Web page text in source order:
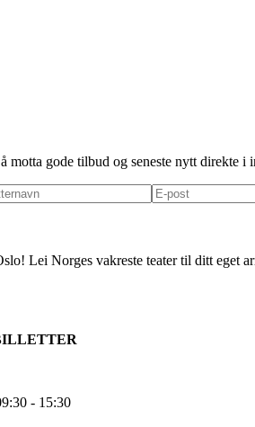
motta gode tilbud og seneste nytt direkte i
Lei Norges vakreste teater til ditt eget
- 15:30